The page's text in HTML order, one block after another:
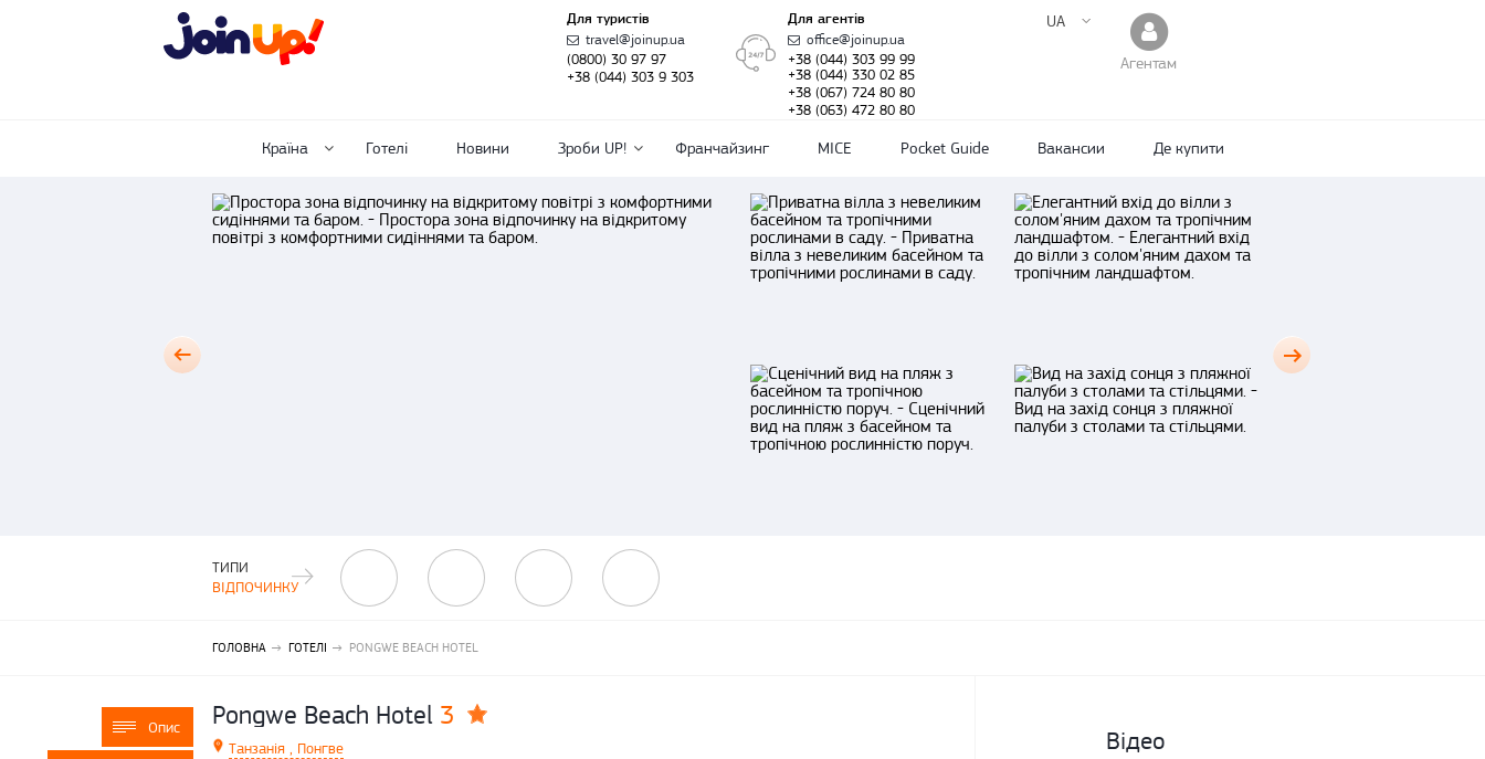
Для туристів
travel@joinup.ua
(0800) 30 97 97
+38 (044) 303 9 303
Для агентів
office@joinup.ua
+38 (044) 303 99 99
+38 (044) 330 02 85
+38 (067) 724 80 80
+38 (063) 472 80 80
Агентам
UA
Країна Готелі Новини Зроби UP! Франчайзинг MICE Pocket Guide Вакансии Де купити
ТИПИ
ВІДПОЧИНКУ
ГОЛОВНА ГОТЕЛІ PONGWE BEACH HOTEL
Опис Pongwe Beach Hotel 3
Танзанія , Понгве Відео